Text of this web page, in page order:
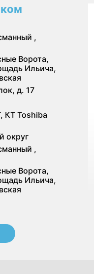
,
Ворота,
Ильича,
д. 17
КТ Toshiba
округ
,
Ворота,
Ильича,